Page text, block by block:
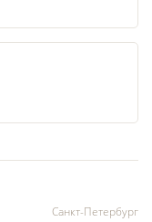
Санкт-Петербург